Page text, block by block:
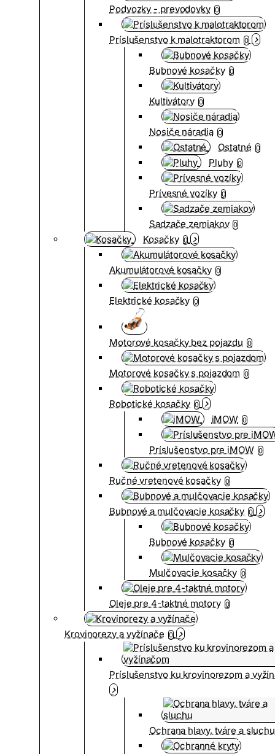
Podvozky - prevodovky 0
Príslušenstvo k malotraktorom 0
Bubnové kosačky 0
Kultivátory 0
Nosiče náradia 0
Ostatné 0
Pluhy 0
Prívesné vozíky 0
Sadzače zemiakov 0
Kosačky 0
Akumulátorové kosačky 0
Elektrické kosačky 0
Motorové kosačky bez pojazdu 0
Motorové kosačky s pojazdom 0
Robotické kosačky 0
iMOW 0
Príslušenstvo pre iMOW 0
Ručné vretenové kosačky 0
Bubnové a mulčovacie kosačky 0
Bubnové kosačky 0
Mulčovacie kosačky 0
Oleje pre 4-taktné motory 0
Krovinorezy a vyžínače 0
Príslušenstvo ku krovinorezom a
Ochrana hlavy, tváre a sluchu